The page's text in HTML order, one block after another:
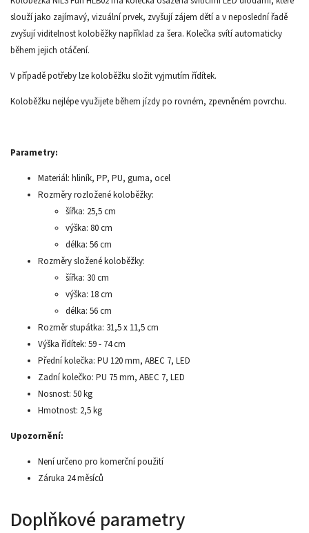
slouží jako zajímavý, vizuální prvek, zvyšují zájem dětí a v neposlední řadě
zvyšují viditelnost koloběžky například za šera. Kolečka svítí automaticky
během jejich otáčení.
V případě potřeby lze koloběžku složit vyjmutím řídítek.
Koloběžku nejlépe využijete během jízdy po rovném, zpevněném povrchu.
Parametry:
Materiál: hliník, PP, PU, guma, ocel
Rozměry rozložené koloběžky:
šířka: 25,5 cm
výška: 80 cm
délka: 56 cm
Rozměry složené koloběžky:
šířka: 30 cm
výška: 18 cm
délka: 56 cm
Rozměr stupátka: 31,5 x 11,5 cm
Výška řídítek: 59 - 74 cm
Přední kolečka: PU 120 mm, ABEC 7, LED
Zadní kolečko: PU 75 mm, ABEC 7, LED
Nosnost: 50 kg
Hmotnost: 2,5 kg
Upozornění:
Není určeno pro komerční použití
Záruka 24 měsíců
Doplňkové parametry